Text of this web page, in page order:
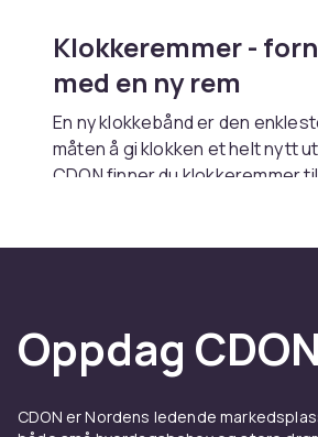
Klokkeremmer -
med en ny rem
En ny klokkebånd er den
måten å gi klokken et helt nytt
CDON finner du klokkeremmer
Velg riktig bredde
Klokkeremmens bredde måles i
Sjekk klokkens spesifikasjoner
Oppdag CDON
CDON er Nordens ledende